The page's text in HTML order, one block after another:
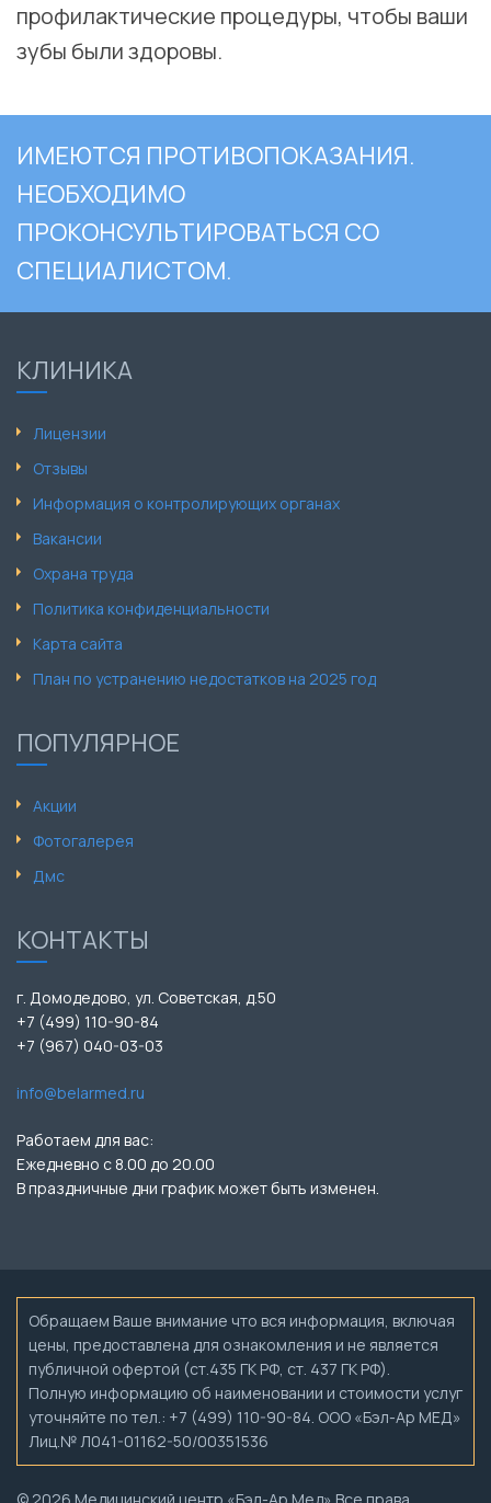
профилактические процедуры, чтобы ваши
зубы были здоровы.
ИМЕЮТСЯ ПРОТИВОПОКАЗАНИЯ.
НЕОБХОДИМО
ПРОКОНСУЛЬТИРОВАТЬСЯ СО
СПЕЦИАЛИСТОМ.
КЛИНИКА
Лицензии
Отзывы
Информация о контролирующих органах
Вакансии
Охрана труда
Политика конфиденциальности
Карта сайта
План по устранению недостатков на 2025 год
ПОПУЛЯРНОЕ
Акции
Фотогалерея
Дмс
КОНТАКТЫ
г. Домодедово, ул. Советская, д.50
+7 (499) 110-90-84
+7 (967) 040-03-03
info@belarmed.ru
Работаем для вас:
Ежедневно с 8.00 до 20.00
В праздничные дни график может быть изменен.
Обращаем Ваше внимание что вся информация, включая
цены, предоставлена для ознакомления и не является
публичной офертой (ст.435 ГК РФ, ст. 437 ГК РФ).
Полную информацию об наименовании и стоимости услуг
уточняйте по тел.: +7 (499) 110-90-84. ООО «Бэл-Ар МЕД»
Лиц.№ Л041-01162-50/00351536